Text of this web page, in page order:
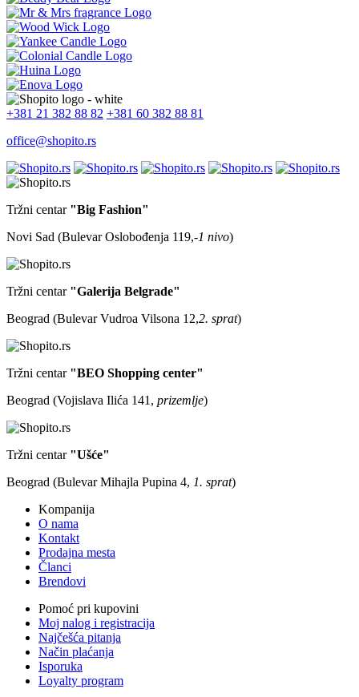
+381 21 382 88 82 +381 60 382 88 81
office@shopito.rs
Tržni centar "Big Fashion"
Novi Sad (Bulevar Oslobođenja 119,-1 nivo)
Tržni centar "Galerija Belgrade"
Beograd (Bulevar Vudroa Vilsona 12,2. sprat)
Tržni centar "BEO Shopping center"
Beograd (Vojislava Ilića 141, prizemlje)
Tržni centar "Ušće"
Beograd (Bulevar Mihajla Pupina 4, 1. sprat)
Kompanija
O nama
Kontakt
Prodajna mesta
Članci
Brendovi
Pomoć pri kupovini
Moj nalog i registracija
Najčešća pitanja
Način plaćanja
Isporuka
Loyalty program